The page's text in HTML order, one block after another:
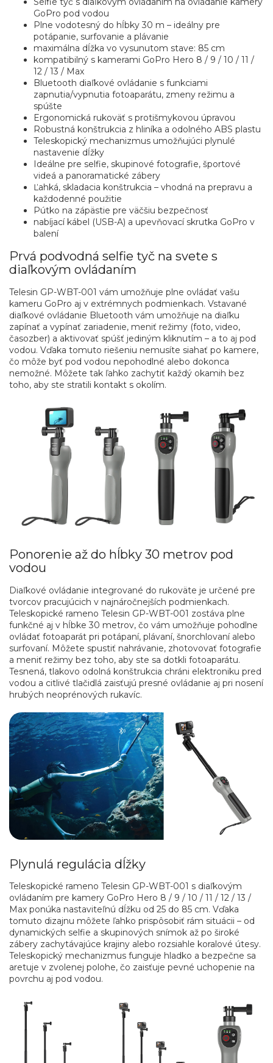
GoPro pod vodou
Plne vodotesný do hĺbky 30 m – ideálny pre
potápanie, surfovanie a plávanie
maximálna dĺžka vo vysunutom stave: 85 cm
kompatibilný s kamerami GoPro Hero 8 / 9 / 10 / 11 /
12 / 13 / Max
Bluetooth diaľkové ovládanie s funkciami
zapnutia/vypnutia fotoaparátu, zmeny režimu a
spúšte
Ergonomická rukoväť s protišmykovou úpravou
Robustná konštrukcia z hliníka a odolného ABS plastu
Teleskopický mechanizmus umožňujúci plynulé
nastavenie dĺžky
Ideálne pre selfie, skupinové fotografie, športové
videá a panoramatické zábery
Ľahká, skladacia konštrukcia – vhodná na prepravu a
každodenné použitie
Pútko na zápästie pre väčšiu bezpečnosť
nabíjací kábel (USB-A) a upevňovací skrutka GoPro v
balení
Prvá podvodná selfie tyč na svete s
diaľkovým ovládaním
Telesin GP-WBT-001 vám umožňuje plne ovládať vašu
kameru GoPro aj v extrémnych podmienkach. Vstavané
diaľkové ovládanie Bluetooth vám umožňuje na diaľku
zapínať a vypínať zariadenie, meniť režimy (foto, video,
časozber) a aktivovať spúšť jediným kliknutím – a to aj pod
vodou. Vďaka tomuto riešeniu nemusíte siahať po kamere,
čo môže byť pod vodou nepohodlné alebo dokonca
nemožné. Môžete tak ľahko zachytiť každý okamih bez
toho, aby ste stratili kontakt s okolím.
Ponorenie až do hĺbky 30 metrov pod
vodou
Diaľkové ovládanie integrované do rukoväte je určené pre
tvorcov pracujúcich v najnáročnejších podmienkach.
Teleskopické rameno Telesin GP-WBT-001 zostáva plne
funkčné aj v hĺbke 30 metrov, čo vám umožňuje pohodlne
ovládať fotoaparát pri potápaní, plávaní, šnorchlovaní alebo
surfovaní. Môžete spustiť nahrávanie, zhotovovať fotografie
a meniť režimy bez toho, aby ste sa dotkli fotoaparátu.
Tesnená, tlakovo odolná konštrukcia chráni elektroniku pred
vodou a citlivé tlačidlá zaisťujú presné ovládanie aj pri nosení
hrubých neoprénových rukavíc.
Plynulá regulácia dĺžky
Teleskopické rameno Telesin GP-WBT-001 s diaľkovým
ovládaním pre kamery GoPro Hero 8 / 9 / 10 / 11 / 12 / 13 /
Max ponúka nastaviteľnú dĺžku od 25 do 85 cm. Vďaka
tomuto dizajnu môžete ľahko prispôsobiť rám situácii – od
dynamických selfie a skupinových snímok až po široké
zábery zachytávajúce krajiny alebo rozsiahle koralové útesy.
Teleskopický mechanizmus funguje hladko a bezpečne sa
aretuje v zvolenej polohe, čo zaisťuje pevné uchopenie na
povrchu aj pod vodou.